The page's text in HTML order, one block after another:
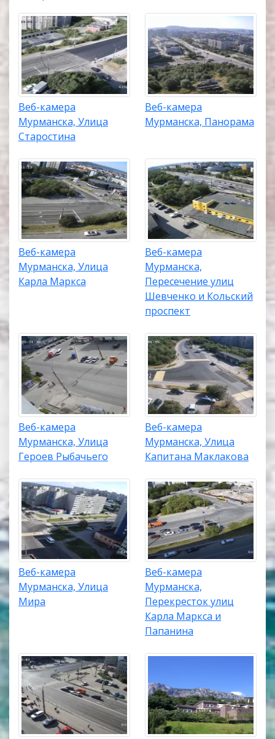
Веб-камера
Мурманска, Улица
Старостина
Веб-камера
Мурманска, Панорама
Веб-камера
Мурманска, Улица
Карла Маркса
Веб-камера
Мурманска,
Пересечение улиц
Шевченко и Кольский
проспект
Веб-камера
Мурманска, Улица
Героев Рыбачьего
Веб-камера
Мурманска, Улица
Капитана Маклакова
Веб-камера
Мурманска, Улица
Мира
Веб-камера
Мурманска,
Перекресток улиц
Карла Маркса и
Папанина